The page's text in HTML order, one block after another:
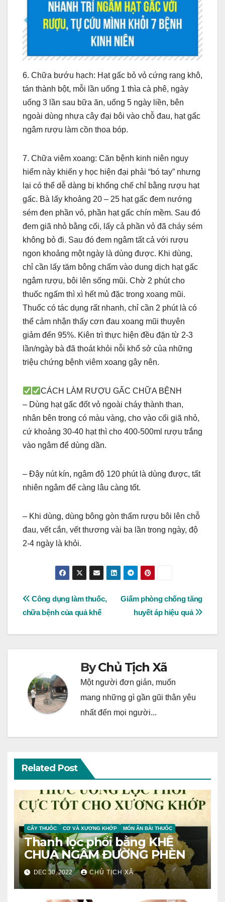
6. Chữa bướu hạch: Hạt gấc bỏ vỏ cứng rang khô,
tán thành bột, mỗi lần uống 1 thìa cà phê, ngày
uống 3 lần sau bữa ăn, uống 5 ngày liền, bên
ngoài dùng nhựa cây đại bôi vào chỗ đau, hạt gấc
ngâm rượu làm cồn thoa bóp.
7. Chữa viêm xoang: Căn bệnh kinh niên nguy
hiểm này khiến y học hiện đại phải “bó tay” nhưng
lại có thể dễ dàng bị khống chế chỉ bằng rượu hạt
gấc. Bà lấy khoảng 20 – 25 hạt gấc đem nướng
sém đen phần vỏ, phần hạt gấc chín mềm. Sau đó
đem giã nhỏ bằng cối, lấy cả phần vỏ đã cháy sém
không bỏ đi. Sau đó đem ngâm tất cả với rượu
ngon khoảng một ngày là dùng được. Khi dùng,
chỉ cần lấy tăm bông chấm vào dung dịch hạt gấc
ngâm rượu, bôi lên sống mũi. Chờ 2 phút cho
thuốc ngấm thì xì hết mủ đặc trong xoang mũi.
Thuốc có tác dụng rất nhanh, chỉ cần 2 phút là có
thể cảm nhận thấy cơn đau xoang mũi thuyên
giảm đến 95%. Kiên trì thực hiện đều đặn từ 2-3
lần/ngày bà đã thoát khỏi nỗi khổ sở của những
triệu chứng bệnh viêm xoang gây nên.
CÁCH LÀM RƯỢU GẤC CHỮA BỆNH
– Dùng hạt gấc đốt vỏ ngoài cháy thành than,
nhân bên trong có màu vàng, cho vào cối giã nhỏ,
cứ khoảng 30-40 hạt thì cho 400-500ml rượu trắng
vào ngâm để dùng dần.
– Đậy nút kín, ngâm độ 120 phút là dùng được, tất
nhiên ngâm để càng lâu càng tốt.
– Khi dùng, dùng bông gòn thấm rượu bôi lên chỗ
đau, vết cắn, vết thương vài ba lần trong ngày, độ
2-4 ngày là khỏi.
Post
navigation
Giấm phòng chống tăng
huyết áp hiệu quả
Công dụng làm thuốc,
chữa bệnh của quả khế
ByChủ Tịch Xã
Một người đơn giản, muốn
mang những gì gần gũi thân yêu
nhất đến mọi người...
Related Post
CÂY THUỐC CƠ VÀ XƯƠNG KHỚP MÓN ĂN BÀI THUỐC
Thanh lọc phổi bằng KHẾ
CHUA NGÂM ĐƯỜNG PHÈN
DEC 30, 2022 CHỦ TỊCH XÃ